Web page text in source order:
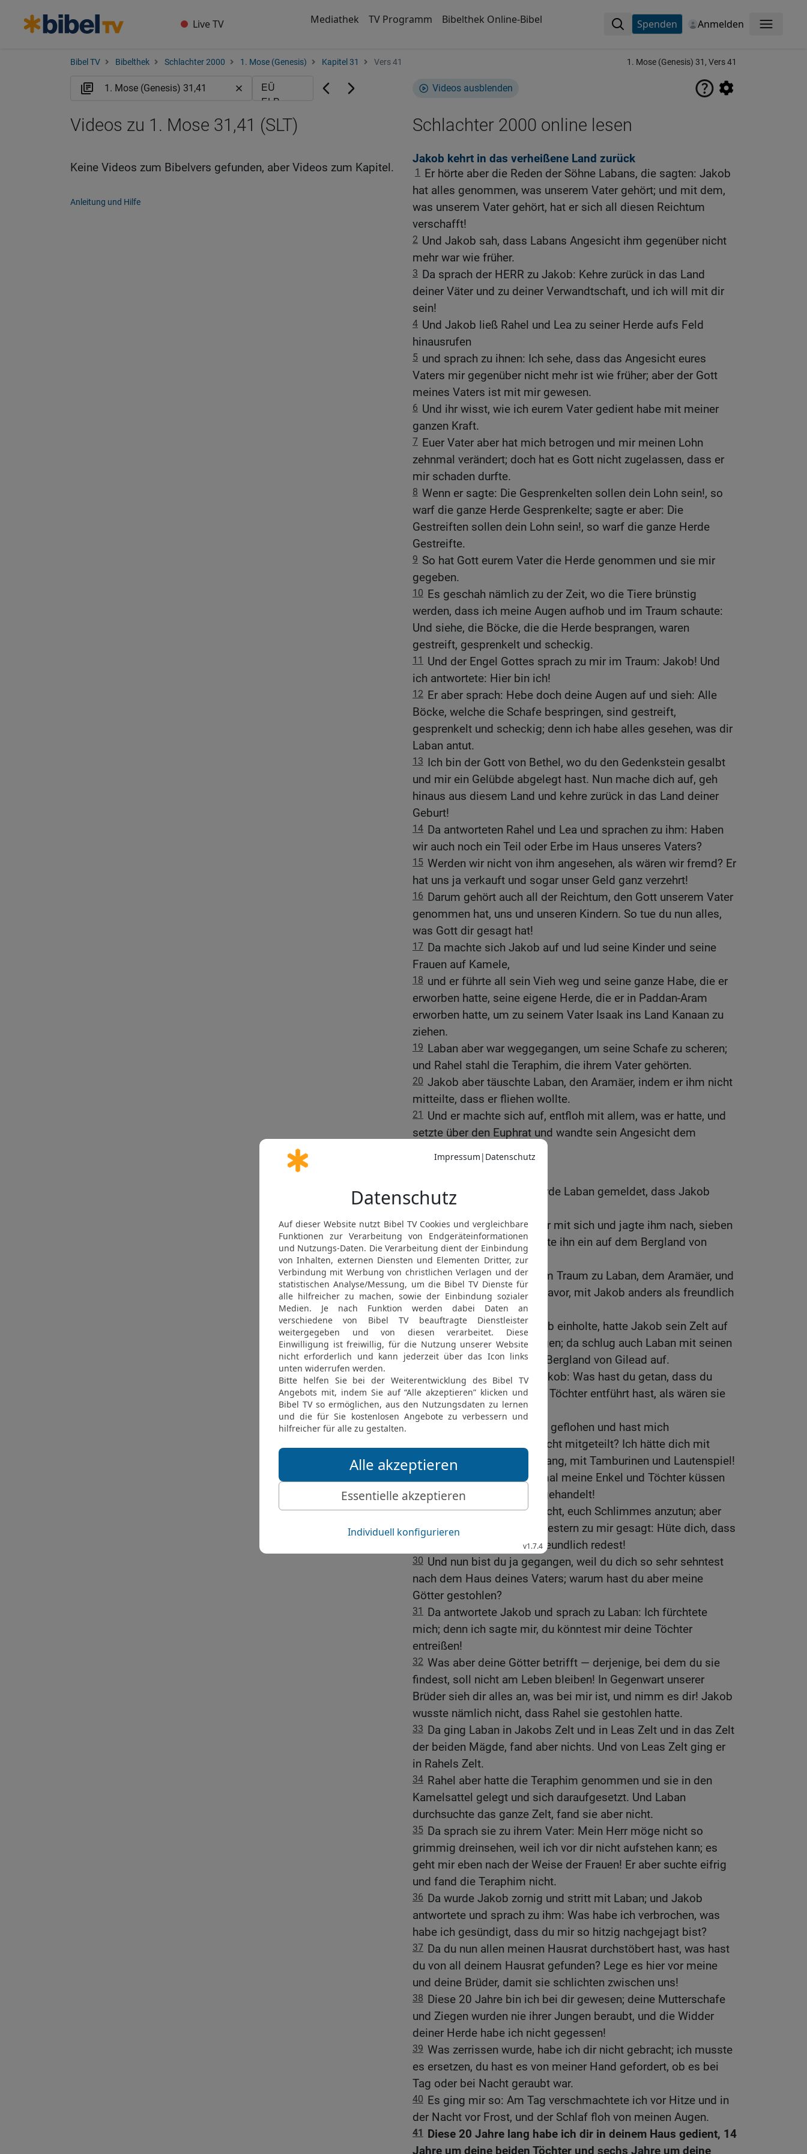
Live TV Mediathek TV Programm Bibelthek Online-Bibel Spenden Anmelden Menü
Bibel TV Bibelthek Schlachter 2000 1. Mose (Genesis) Kapitel 31 Vers 41 1. Mose (Genesis) 31, Vers 41
Videos ausblenden
Schlachter 2000 online lesen
Jakob kehrt in das verheißene Land zurück
1
Er hörte aber die Reden der Söhne Labans, die sagten: Jakob
hat alles genommen, was unserem Vater gehört; und mit dem,
was unserem Vater gehört, hat er sich all diesen Reichtum
verschafft!
2 Und Jakob sah, dass Labans Angesicht ihm gegenüber nicht
mehr war wie früher.
3 Da sprach der HERR zu Jakob: Kehre zurück in das Land
deiner Väter und zu deiner Verwandtschaft, und ich will mit dir
sein!
4 Und Jakob ließ Rahel und Lea zu seiner Herde aufs Feld
hinausrufen
5 und sprach zu ihnen: Ich sehe, dass das Angesicht eures
Vaters mir gegenüber nicht mehr ist wie früher; aber der Gott
meines Vaters ist mit mir gewesen.
6 Und ihr wisst, wie ich eurem Vater gedient habe mit meiner
ganzen Kraft.
7 Euer Vater aber hat mich betrogen und mir meinen Lohn
zehnmal verändert; doch hat es Gott nicht zugelassen, dass er
mir schaden durfte.
8 Wenn er sagte: Die Gesprenkelten sollen dein Lohn sein!, so
warf die ganze Herde Gesprenkelte; sagte er aber: Die
Gestreiften sollen dein Lohn sein!, so warf die ganze Herde
Gestreifte.
9 So hat Gott eurem Vater die Herde genommen und sie mir
gegeben.
10 Es geschah nämlich zu der Zeit, wo die Tiere brünstig
werden, dass ich meine Augen aufhob und im Traum schaute:
Und siehe, die Böcke, die die Herde besprangen, waren
gestreift, gesprenkelt und scheckig.
11
Und der Engel Gottes sprach zu mir im Traum: Jakob! Und
ich antwortete: Hier bin ich!
12 Er aber sprach: Hebe doch deine Augen auf und sieh: Alle
Böcke, welche die Schafe bespringen, sind gestreift,
gesprenkelt und scheckig; denn ich habe alles gesehen, was dir
Laban antut.
13 Ich bin der Gott von Bethel, wo du den Gedenkstein gesalbt
und mir ein Gelübde abgelegt hast. Nun mache dich auf, geh
hinaus aus diesem Land und kehre zurück in das Land deiner
Geburt!
14 Da antworteten Rahel und Lea und sprachen zu ihm: Haben
wir auch noch ein Teil oder Erbe im Haus unseres Vaters?
15 Werden wir nicht von ihm angesehen, als wären wir fremd? Er
hat uns ja verkauft und sogar unser Geld ganz verzehrt!
16 Darum gehört auch all der Reichtum, den Gott unserem Vater
genommen hat, uns und unseren Kindern. So tue du nun alles,
was Gott dir gesagt hat!
17 Da machte sich Jakob auf und lud seine Kinder und seine
Frauen auf Kamele,
18 und er führte all sein Vieh weg und seine ganze Habe, die er
erworben hatte, seine eigene Herde, die er in Paddan-Aram
erworben hatte, um zu seinem Vater Isaak ins Land Kanaan zu
ziehen.
19 Laban aber war weggegangen, um seine Schafe zu scheren;
und Rahel stahl die Teraphim, die ihrem Vater gehörten.
20 Jakob aber täuschte Laban, den Aramäer, indem er ihm nicht
mitteilte, dass er fliehen wollte.
21
Und er machte sich auf, entfloh mit allem, was er hatte, und
setzte über den Euphrat und wandte sein Angesicht dem
22 Am dritten Tag aber wurde Laban gemeldet, dass Jakob
geflohen sei.
23 Da nahm er seine Brüder mit sich und jagte ihm nach, sieben
Tagereisen weit, und er holte ihn ein auf dem Bergland von
Gilead.
24 Aber Gott kam nachts im Traum zu Laban, dem Aramäer, und
sprach zu ihm: Hüte dich davor, mit Jakob anders als freundlich
zu reden!
25 Als nun Laban den Jakob einholte, hatte Jakob sein Zelt auf
dem Bergland aufgeschlagen; da schlug auch Laban mit seinen
Brüdern sein Zelt auf dem Bergland von Gilead auf.
Und Laban sprach zu Jakob: Was hast du getan, dass du
mich getäuscht und meine Töchter entführt hast, als wären sie
Kriegsgefangene?
Warum bist du heimlich geflohen und hast mich
hintergangen und es mir nicht mitgeteilt? Ich hätte dich mit
Freuden begleitet, mit Gesang, mit Tamburinen und Lautenspiel!
Du hast mich nicht einmal meine Enkel und Töchter küssen
lassen; da hast du töricht gehandelt!
29 Es stünde in meiner Macht, euch Schlimmes anzutun; aber
der Gott eures Vaters hat gestern zu mir gesagt: Hüte dich, dass
du mit Jakob anders als freundlich redest!
30 Und nun bist du ja gegangen, weil du dich so sehr sehntest
nach dem Haus deines Vaters; warum hast du aber meine
Götter gestohlen?
31
Da antwortete Jakob und sprach zu Laban: Ich fürchtete
mich; denn ich sagte mir, du könntest mir deine Töchter
entreißen!
32 Was aber deine Götter betrifft — derjenige, bei dem du sie
findest, soll nicht am Leben bleiben! In Gegenwart unserer
Brüder sieh dir alles an, was bei mir ist, und nimm es dir! Jakob
wusste nämlich nicht, dass Rahel sie gestohlen hatte.
33 Da ging Laban in Jakobs Zelt und in Leas Zelt und in das Zelt
der beiden Mägde, fand aber nichts. Und von Leas Zelt ging er
in Rahels Zelt.
34 Rahel aber hatte die Teraphim genommen und sie in den
Kamelsattel gelegt und sich daraufgesetzt. Und Laban
durchsuchte das ganze Zelt, fand sie aber nicht.
35 Da sprach sie zu ihrem Vater: Mein Herr möge nicht so
grimmig dreinsehen, weil ich vor dir nicht aufstehen kann; es
geht mir eben nach der Weise der Frauen! Er aber suchte eifrig
und fand die Teraphim nicht.
36 Da wurde Jakob zornig und stritt mit Laban; und Jakob
antwortete und sprach zu ihm: Was habe ich verbrochen, was
habe ich gesündigt, dass du mir so hitzig nachgejagt bist?
37 Da du nun allen meinen Hausrat durchstöbert hast, was hast
du von all deinem Hausrat gefunden? Lege es hier vor meine
und deine Brüder, damit sie schlichten zwischen uns!
38 Diese 20 Jahre bin ich bei dir gewesen; deine Mutterschafe
und Ziegen wurden nie ihrer Jungen beraubt, und die Widder
deiner Herde habe ich nicht gegessen!
39 Was zerrissen wurde, habe ich dir nicht gebracht; ich musste
es ersetzen, du hast es von meiner Hand gefordert, ob es bei
Tag oder bei Nacht geraubt war.
40 Es ging mir so: Am Tag verschmachtete ich vor Hitze und in
der Nacht vor Frost, und der Schlaf floh von meinen Augen.
41
Diese 20 Jahre lang habe ich dir in deinem Haus gedient, 14
Jahre um deine beiden Töchter und sechs Jahre um deine
Videos zu 1. Mose 31,41 (SLT)
Keine Videos zum Bibelvers gefunden, aber Videos zum Kapitel.
Anleitung und Hilfe